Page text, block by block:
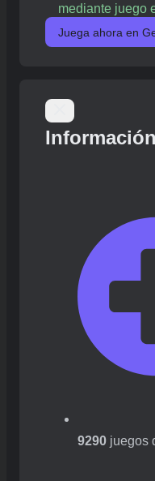
mediante juego
Juega ahora en
9290 juegos